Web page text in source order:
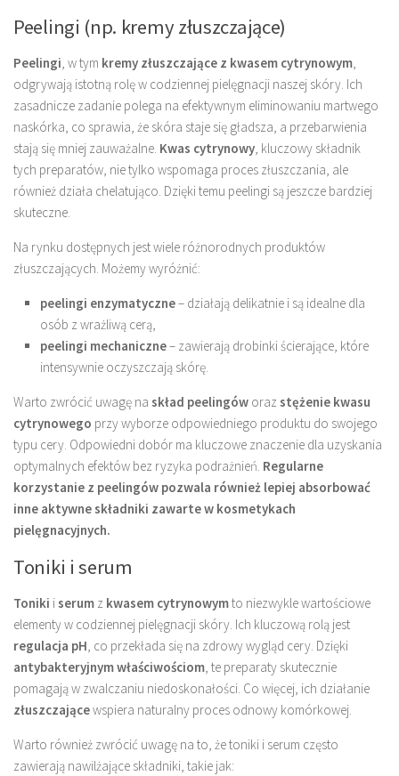
Peelingi (np. kremy złuszczające)
Peelingi, w tym kremy złuszczające z kwasem cytrynowym,
odgrywają istotną rolę w codziennej pielęgnacji naszej skóry. Ich
zasadnicze zadanie polega na efektywnym eliminowaniu martwego
naskórka, co sprawia, że skóra staje się gładsza, a przebarwienia
stają się mniej zauważalne. Kwas cytrynowy, kluczowy składnik
tych preparatów, nie tylko wspomaga proces złuszczania, ale
również działa chelatująco. Dzięki temu peelingi są jeszcze bardziej
skuteczne.
Na rynku dostępnych jest wiele różnorodnych produktów
złuszczających. Możemy wyróżnić:
peelingi enzymatyczne– działają delikatnie i są idealne dla
osób z wrażliwą cerą,
peelingi mechaniczne– zawierają drobinki ścierające, które
intensywnie oczyszczają skórę.
Warto zwrócić uwagę na skład peelingów oraz stężenie kwasu
cytrynowego przy wyborze odpowiedniego produktu do swojego
typu cery. Odpowiedni dobór ma kluczowe znaczenie dla uzyskania
optymalnych efektów bez ryzyka podrażnień. Regularne
korzystanie z peelingów pozwala również lepiej absorbować
inne aktywne składniki zawarte w kosmetykach
pielęgnacyjnych.
Toniki i serum
Toniki iserum z kwasem cytrynowymto niezwykle wartościowe
elementy w codziennej pielęgnacji skóry. Ich kluczową rolą jest
regulacja pH, co przekłada się na zdrowy wygląd cery. Dzięki
antybakteryjnym właściwościom, te preparaty skutecznie
pomagają w zwalczaniu niedoskonałości. Co więcej, ich działanie
złuszczającewspiera naturalny proces odnowy komórkowej.
Warto również zwrócić uwagę na to, że toniki i serum często
zawierają nawilżające składniki, takie jak: